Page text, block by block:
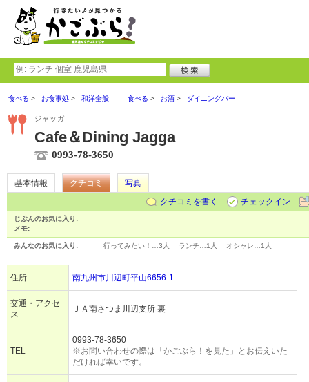
食べる お食事処 和洋全般 食べる お酒 ダイニングバー
ジャッガ
Cafe＆Dining Jagga
0993-78-3650
基本情報 クチコミ
写真
クチコミを書く
チェックイン
じぶんのお気に入り:
メモ:
みんなのお気に入り: 行ってみたい！… 3人 ランチ… 1人 オシャレ… 1人
住所 南九州市川辺町平山6656-1
交通・アクセ
ス
ＪＡ南さつま川辺支所 裏
TEL
0993-78-3650
※お問い合わせの際は「かごぶら！を見た」とお伝えいた
だければ幸いです。